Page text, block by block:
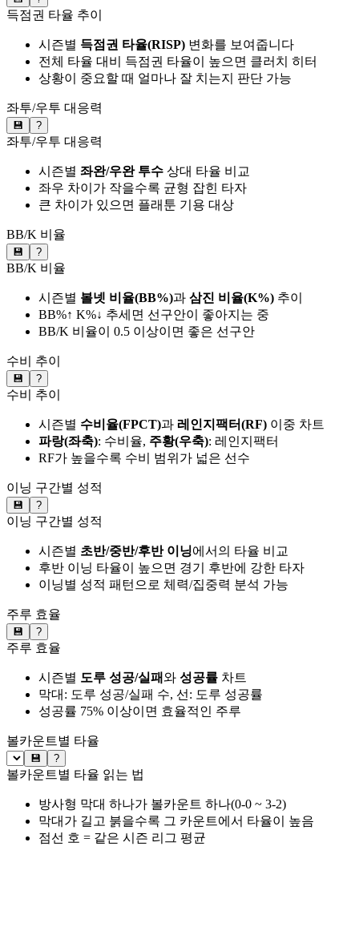
득점권 타율 추이
시즌별 득점권 타율(RISP) 변화를 보여줍니다
전체 타율 대비 득점권 타율이 높으면 클러치 히터
상황이 중요할 때 얼마나 잘 치는지 판단 가능
좌투/우투 대응력
💾 ?
좌투/우투 대응력
시즌별 좌완/우완 투수 상대 타율 비교
좌우 차이가 작을수록 균형 잡힌 타자
큰 차이가 있으면 플래툰 기용 대상
BB/K 비율
💾 ?
BB/K 비율
시즌별 볼넷 비율(BB%)과 삼진 비율(K%) 추이
BB%↑ K%↓ 추세면 선구안이 좋아지는 중
BB/K 비율이 0.5 이상이면 좋은 선구안
수비 추이
💾 ?
수비 추이
시즌별 수비율(FPCT)과 레인지팩터(RF) 이중 차트
파랑(좌축): 수비율, 주황(우축): 레인지팩터
RF가 높을수록 수비 범위가 넓은 선수
이닝 구간별 성적
💾 ?
이닝 구간별 성적
시즌별 초반/중반/후반 이닝에서의 타율 비교
후반 이닝 타율이 높으면 경기 후반에 강한 타자
이닝별 성적 패턴으로 체력/집중력 분석 가능
주루 효율
💾 ?
주루 효율
시즌별 도루 성공/실패와 성공률 차트
막대: 도루 성공/실패 수, 선: 도루 성공률
성공률 75% 이상이면 효율적인 주루
볼카운트별 타율
💾 ?
볼카운트별 타율 읽는 법
방사형 막대 하나가 볼카운트 하나(0-0 ~ 3-2)
막대가 길고 붉을수록 그 카운트에서 타율이 높음
점선 호 = 같은 시즌 리그 평균